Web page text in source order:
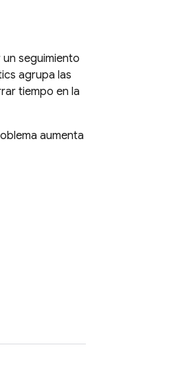
seguimiento
agrupa las
tiempo en la
aumenta